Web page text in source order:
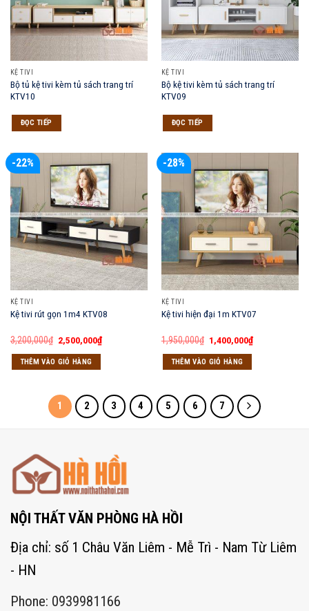
KỆ TIVI
Bộ tủ kệ tivi kèm tủ sách trang trí
KTV10
ĐỌC TIẾP
KỆ TIVI
Bộ kệ tivi kèm tủ sách trang trí
KTV09
ĐỌC TIẾP
-22%
KỆ TIVI
Kệ tivi rút gọn 1m4 KTV08
3,200,000₫ Giá
gốc
là:
3,200,000₫.
2,500,000₫Giá
hiện
THÊM VÀO GIỎ HÀNG
-28%
KỆ TIVI
Kệ tivi hiện đại 1m KTV07
1,950,000₫ Giá
gốc
là:
1,950,000₫.
1,400,000₫Giá
hiện
THÊM VÀO GIỎ HÀNG
1 2 3 4 5 6 7
NỘI THẤT VĂN PHÒNG HÀ HỒI
Địa chỉ: số 1 Châu Văn Liêm - Mễ Trì - Nam Từ Liêm
- HN
Phone: 0939981166